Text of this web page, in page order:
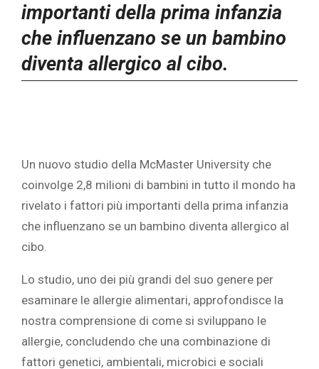
importanti della prima infanzia
che influenzano se un bambino
diventa allergico al cibo.
Un nuovo studio della McMaster University che
coinvolge 2,8 milioni di bambini in tutto il mondo ha
rivelato i fattori più importanti della prima infanzia
che influenzano se un bambino diventa allergico al
cibo.
Lo studio, uno dei più grandi del suo genere per
esaminare le allergie alimentari, approfondisce la
nostra comprensione di come si sviluppano le
allergie, concludendo che una combinazione di
fattori genetici, ambientali, microbici e sociali